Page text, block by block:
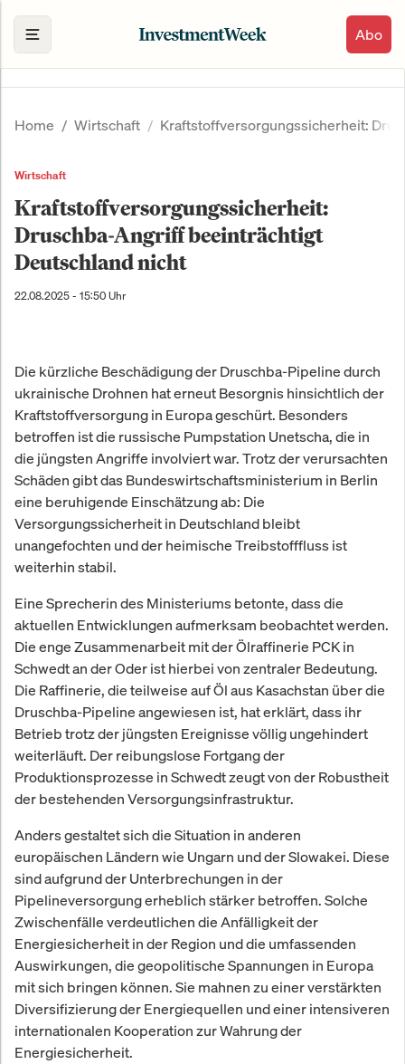
Abo
Home Wirtschaft Kraftstoffversorgungssicherheit:
Wirtschaft
Kraftstoffversorgungssicherheit:
Druschba-Angriff beeinträchtigt
Deutschland nicht
22.08.2025 - 15:50 Uhr
Die kürzliche Beschädigung der Druschba-Pipeline durch
ukrainische Drohnen hat erneut Besorgnis hinsichtlich der
Kraftstoffversorgung in Europa geschürt. Besonders
betroffen ist die russische Pumpstation Unetscha, die in
die jüngsten Angriffe involviert war. Trotz der verursachten
Schäden gibt das Bundeswirtschaftsministerium in Berlin
eine beruhigende Einschätzung ab: Die
Versorgungssicherheit in Deutschland bleibt
unangefochten und der heimische Treibstofffluss ist
weiterhin stabil.
Eine Sprecherin des Ministeriums betonte, dass die
aktuellen Entwicklungen aufmerksam beobachtet werden.
Die enge Zusammenarbeit mit der Ölraffinerie PCK in
Schwedt an der Oder ist hierbei von zentraler Bedeutung.
Die Raffinerie, die teilweise auf Öl aus Kasachstan über die
Druschba-Pipeline angewiesen ist, hat erklärt, dass ihr
Betrieb trotz der jüngsten Ereignisse völlig ungehindert
weiterläuft. Der reibungslose Fortgang der
Produktionsprozesse in Schwedt zeugt von der Robustheit
der bestehenden Versorgungsinfrastruktur.
Anders gestaltet sich die Situation in anderen
europäischen Ländern wie Ungarn und der Slowakei. Diese
sind aufgrund der Unterbrechungen in der
Pipelineversorgung erheblich stärker betroffen. Solche
Zwischenfälle verdeutlichen die Anfälligkeit der
Energiesicherheit in der Region und die umfassenden
Auswirkungen, die geopolitische Spannungen in Europa
mit sich bringen können. Sie mahnen zu einer verstärkten
Diversifizierung der Energiequellen und einer intensiveren
internationalen Kooperation zur Wahrung der
Energiesicherheit.